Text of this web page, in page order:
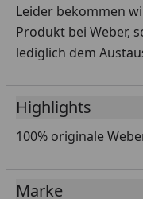
Leider bekommen
Produkt bei Weber,
lediglich dem
Highlights
100% originale
Marke